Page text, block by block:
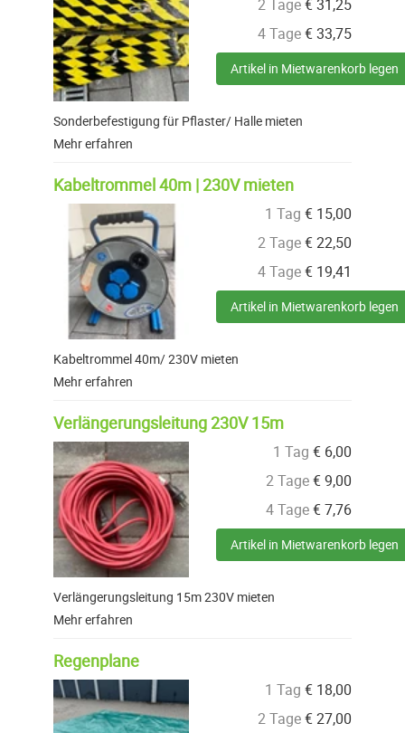
2 Tage€31,25
4 Tage€33,75
Artikel in Mietwarenkorb legen
Sonderbefestigung für Pflaster/ Halle mieten
Mehr erfahren
Kabeltrommel 40m | 230V mieten
1 Tag € 15,00
2 Tage€22,50
4 Tage€ 19,41
Artikel in Mietwarenkorb legen
Kabeltrommel 40m/ 230V mieten
Mehr erfahren
Verlängerungsleitung 230V 15m
1 Tag € 6,00
2 Tage€9,00
4 Tage€7,76
Artikel in Mietwarenkorb legen
Verlängerungsleitung 15m 230V mieten
Mehr erfahren
Regenplane
1 Tag € 18,00
2 Tage€27,00